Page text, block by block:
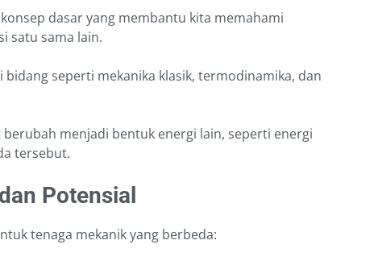
dasar yang membantu kita memahami
satu sama lain.
seperti mekanika klasik, termodinamika, dan
menjadi bentuk energi lain, seperti energi
tersebut.
Potensial
tenaga mekanik yang berbeda: